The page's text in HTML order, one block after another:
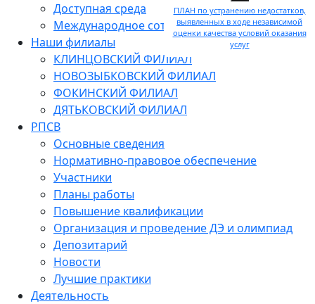
Доступная среда
Международное сотрудничество
Наши филиалы
КЛИНЦОВСКИЙ ФИЛИАЛ
НОВОЗЫБКОВСКИЙ ФИЛИАЛ
ФОКИНСКИЙ ФИЛИАЛ
ДЯТЬКОВСКИЙ ФИЛИАЛ
РПСВ
Основные сведения
Нормативно-правовое обеспечение
Участники
Планы работы
Повышение квалификации
Организация и проведение ДЭ и олимпиад
Депозитарий
Новости
Лучшие практики
Деятельность
ПЛАН по устранению недостатков,
выявленных в ходе независимой
оценки качества условий оказания
услуг